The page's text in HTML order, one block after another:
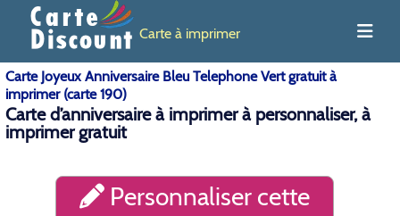
Carte à imprimer
Carte Joyeux Anniversaire Bleu Telephone Vert gratuit à
imprimer (carte 190)
Carte d’anniversaire à imprimer à personnaliser, à
imprimer gratuit
Personnaliser cette